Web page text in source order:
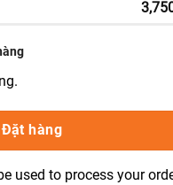
Đặt hàng
used to process your